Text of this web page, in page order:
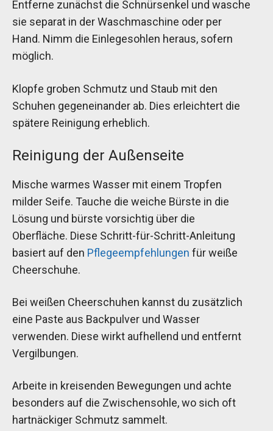
Entferne zunächst die Schnürsenkel und wasche
sie separat in der Waschmaschine oder per
Hand. Nimm die Einlegesohlen heraus, sofern
möglich.
Klopfe groben Schmutz und Staub mit den
Schuhen gegeneinander ab. Dies erleichtert die
spätere Reinigung erheblich.
Reinigung der Außenseite
Mische warmes Wasser mit einem Tropfen
milder Seife. Tauche die weiche Bürste in die
Lösung und bürste vorsichtig über die
Oberfläche. Diese Schritt-für-Schritt-Anleitung
basiert auf den Pflegeempfehlungen für weiße
Cheerschuhe.
Bei weißen Cheerschuhen kannst du zusätzlich
eine Paste aus Backpulver und Wasser
verwenden. Diese wirkt aufhellend und entfernt
Vergilbungen.
Arbeite in kreisenden Bewegungen und achte
besonders auf die Zwischensohle, wo sich oft
hartnäckiger Schmutz sammelt.